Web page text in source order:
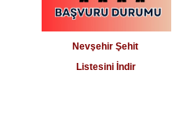
Nevşehir Şehit
Listesini İndir